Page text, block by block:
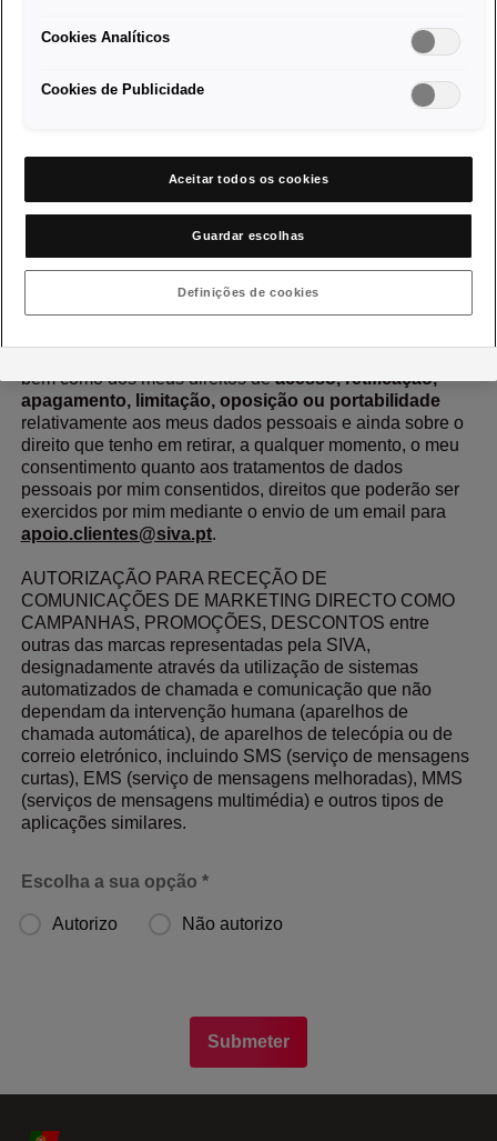
Cookies Analíticos
Cookies de Publicidade
Aceitar todos os cookies
Guardar escolhas
Definições de cookies